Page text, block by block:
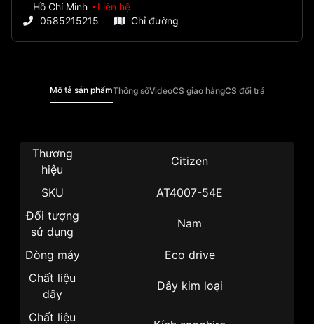
Hồ Chí Minh
Liên hệ
0585215215
Chỉ đường
Mô tả sản phẩmThông sốVideoCS giao hàngCS đổi trả
Thương
hiệu
Citizen
SKU
AT4007-54E
Đối tượng
sử dụng
Nam
Dòng máy
Eco drive
Chất liệu
dây
Dây kim loại
Chất liệu